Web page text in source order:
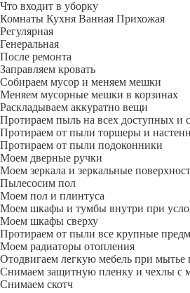
Что входит в уборку
Регу­лярная
Гене­ральная
После ремонта
Заправляем кровать
Собираем мусор и меняем мешки
Меняем мусорные мешки в корзинах
Раскладываем аккуратно вещи
Протираем пыль на всех доступных и
Протираем от пыли торшеры и
Протираем от пыли подоконники
Моем дверные ручки
Моем зеркала и зеркальные
Пылесосим пол
Моем пол и плинтуса
Моем шкафы и тумбы внутри при
Моем шкафы сверху
Протираем от пыли все крупные
Моем радиаторы отопления
Отодвигаем легкую мебель при мытье
Снимаем защитную пленку и чехлы с
Снимаем скотч